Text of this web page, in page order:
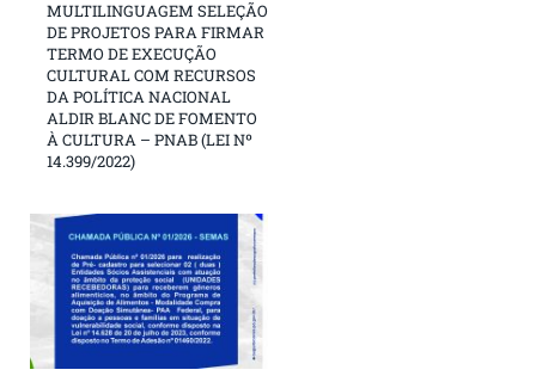
MULTILINGUAGEM SELEÇÃO
DE PROJETOS PARA FIRMAR
TERMO DE EXECUÇÃO
CULTURAL COM RECURSOS
DA POLÍTICA NACIONAL
ALDIR BLANC DE FOMENTO
À CULTURA – PNAB (LEI Nº
14.399/2022)